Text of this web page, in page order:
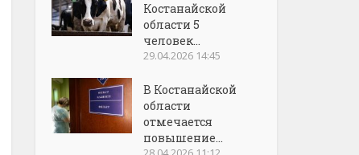
Костанайской
области 5
человек...
29.04.2026 14:45
В Костанайской
области
отмечается
повышение...